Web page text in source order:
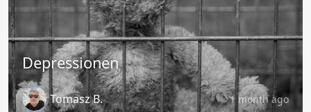
Depressionen
Tomasz B. 1 month ago